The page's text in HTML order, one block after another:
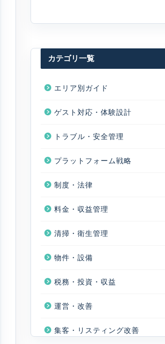
カテゴリ一覧
エリア別ガイド
ゲスト対応・体験設計
トラブル・安全管理
プラットフォーム戦略
制度・法律
料金・収益管理
清掃・衛生管理
物件・設備
税務・投資・収益
運営・改善
集客・リスティング改善